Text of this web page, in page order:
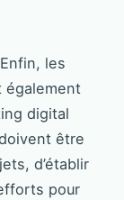
les
également
digital
être
d’établir
pour